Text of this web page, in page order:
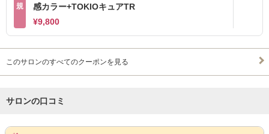
規
感カラー+TOKIOキュアTR
¥9,800
このサロンのすべてのクーポンを見る
サロンの口コミ
サロンPick Up